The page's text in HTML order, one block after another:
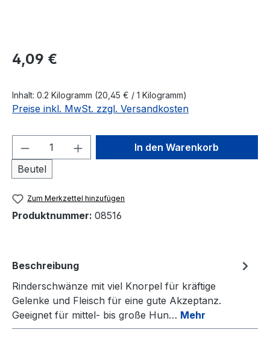
Regulärer Preis:
4,09 €
Inhalt: 0.2 Kilogramm (20,45 € / 1 Kilogramm)
Preise inkl. MwSt. zzgl. Versandkosten
Produkt Anzahl: Gib den
Beutel
In den Warenkorb
Zum Merkzettel hinzufügen
Produktnummer: 08516
Beschreibung
Rinderschwänze mit viel Knorpel für kräftige
Gelenke und Fleisch für eine gute Akzeptanz.
Geeignet für mittel- bis große Hun… Mehr